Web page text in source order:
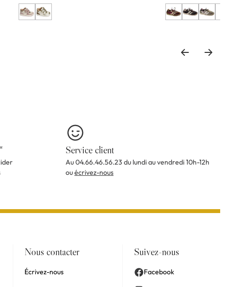
Service client
Au 04.66.46.56.23 du lundi au vendredi 10h-12h
ouécrivez-nous
Nous contacter
Écrivez-nous
Suivez-nous
Facebook